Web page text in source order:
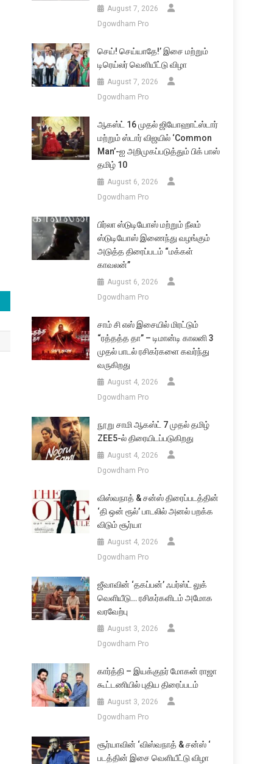
August 7, 2026
Dgowdham Pro
செய்! செய்யாதே!’ இசை மற்றும்
டிரெய்லர் வெளியீட்டு விழா
August 7, 2026
Dgowdham Pro
ஆகஸ்ட் 16 முதல் ஜியோஹாட்ஸ்டார்
மற்றும் ஸ்டார் விஜயில் ‘Common
Man’-ஐ அறிமுகப்படுத்தும் பிக் பாஸ்
தமிழ் 10
August 6, 2026
Dgowdham Pro
பிர்லா ஸ்டுடியோஸ் மற்றும் நீலம்
ஸ்டுடியோஸ் இணைந்து வழங்கும்
அடுத்த திரைப்படம் “மக்கள்
காவலன்”
August 6, 2026
Dgowdham Pro
சாம் சி எஸ் இசையில் மிரட்டும்
“ரத்தத்த தா” – டிமான்டி காலனி 3
முதல் பாடல் ரசிகர்களை கவர்ந்து
வருகிறது
August 4, 2026
Dgowdham Pro
நூறு சாமி ஆகஸ்ட் 7 முதல் தமிழ்
ZEE5-ல் திரையிடப்படுகிறது
August 4, 2026
Dgowdham Pro
விஸ்வநாத் & சன்ஸ் திரைப்படத்தின்
‘தி ஒன் ரூல்’ பாடலில் அனல் பறக்க
விடும் சூர்யா
August 4, 2026
Dgowdham Pro
ஜீவாவின் ‘தகப்பன்’ ஃபர்ஸ்ட் லுக்
வெளியீடு… ரசிகர்களிடம் அமோக
வரவேற்பு
August 3, 2026
Dgowdham Pro
கார்த்தி – இயக்குநர் மோகன் ராஜா
கூட்டணியில் புதிய திரைப்படம்
August 3, 2026
Dgowdham Pro
சூர்யாவின் ‘விஸ்வநாத் & சன்ஸ் ‘
படத்தின் இசை வெளியீட்டு விழா